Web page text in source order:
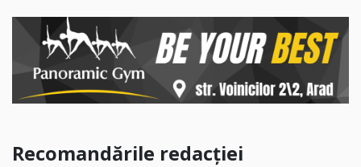
Recomandările redacției